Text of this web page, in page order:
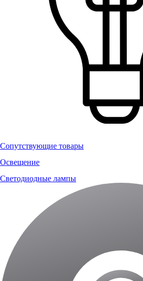
Сопутствующие товары
Освещение
Светодиодные лампы